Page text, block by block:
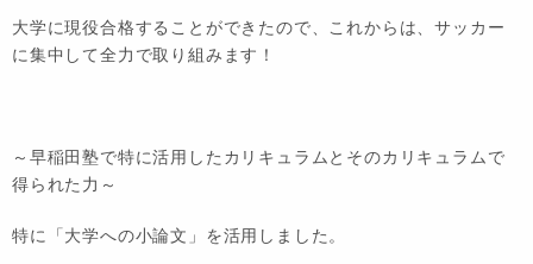
大学に現役合格することができたので、これからは、サッカー
に集中して全力で取り組みます！
～早稲田塾で特に活用したカリキュラムとそのカリキュラムで
得られた力～
特に「大学への小論文」を活用しました。